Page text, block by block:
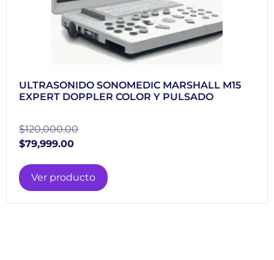
ULTRASONIDO SONOMEDIC MARSHALL M15
EXPERT DOPPLER COLOR Y PULSADO
$120,000.00
$79,999.00
Ver producto